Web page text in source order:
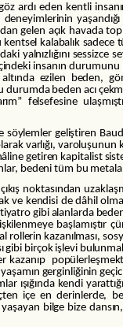
ardı eden kentli
gelen açık havada
kalabalık
yalnızlığını
insanın
altında ezilen beden,
durumda beden acı
felsefesine
geliştiren
varlığı,
getiren kapitalist
bedeni tüm bu
noktasından
ve kendisi de dâhil
gibi alanlarda
kazanılması,
gibi birçok işlevi
gerginliğinin
ışığında kendi
içe en derinlerde,
bilge bize